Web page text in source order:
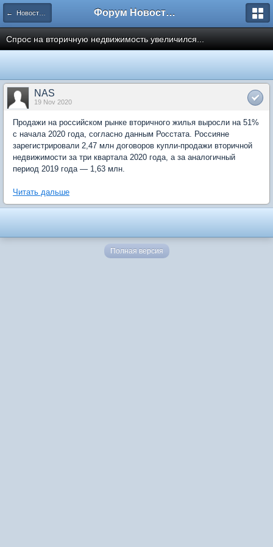
← Новости рынка недвижимости Форум Новостройки
Спрос на вторичную недвижимость увеличился...
NAS
19 Nov 2020
Продажи на российском рынке вторичного жилья выросли на 51%
с начала 2020 года, согласно данным Росстата. Россияне
зарегистрировали 2,47 млн договоров купли-продажи вторичной
недвижимости за три квартала 2020 года, а за аналогичный
период 2019 года — 1,63 млн.
Читать дальше
Полная версия